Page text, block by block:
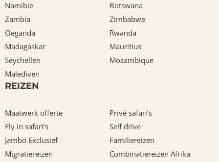
Namibië
Botswana
Zambia
Zimbabwe
Oeganda
Rwanda
Madagaskar
Mauritius
Seychellen
Mozambique
Malediven
REIZEN
Maatwerk offerte
Privé safari’s
Fly in safari’s
Self drive
Jambo Exclusief
Familiereizen
Migratiereizen
Combinatiereizen Afrika